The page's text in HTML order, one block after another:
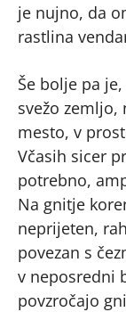
je nujno, da
rastlina
Še bolje pa
svežo
mesto, v
Včasih sicer
potrebno,
Na gnitje
neprijeten,
povezan s
v neposredni
povzročajo